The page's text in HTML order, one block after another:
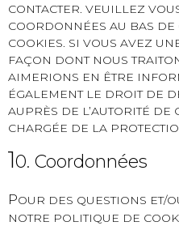
CONTACTER. VEUILLEZ
COORDONNÉES AU BAS DE
COOKIES. SI VOUS AVEZ
FAÇON DONT NOUS
AIMERIONS EN ÊTRE
ÉGALEMENT LE DROIT DE
AUPRÈS DE L’AUTORITÉ DE
CHARGÉE DE LA
10. Coordonnées
POUR DES QUESTIONS ET/
NOTRE POLITIQUE DE